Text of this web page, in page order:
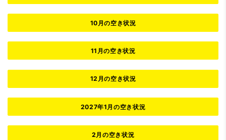
10月の空き状況
11月の空き状況
12月の空き状況
2027年1月の空き状況
2月の空き状況